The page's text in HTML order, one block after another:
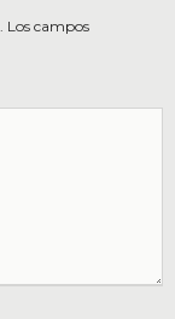
Los campos